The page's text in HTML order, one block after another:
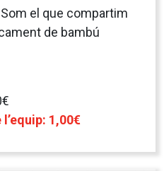
el que compartim
de bambú
1,00€